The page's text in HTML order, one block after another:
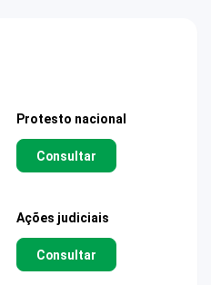
Protesto nacional
Consultar
Ações judiciais
Consultar